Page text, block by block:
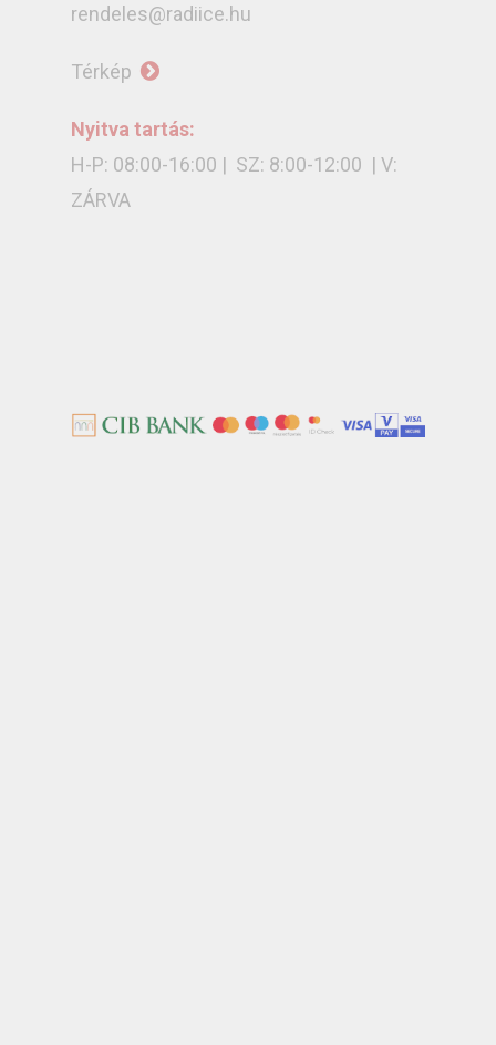
rendeles@radiice.hu
Térkép
Nyitva tartás:
H-P: 08:00-16:00 | SZ: 8:00-12:00 | V:
ZÁRVA